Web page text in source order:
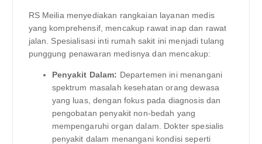
RS Meilia menyediakan rangkaian layanan medis
yang komprehensif, mencakup rawat inap dan rawat
jalan. Spesialisasi inti rumah sakit ini menjadi tulang
punggung penawaran medisnya dan mencakup:
Penyakit Dalam: Departemen ini menangani
spektrum masalah kesehatan orang dewasa
yang luas, dengan fokus pada diagnosis dan
pengobatan penyakit non-bedah yang
mempengaruhi organ dalam. Dokter spesialis
penyakit dalam menangani kondisi seperti